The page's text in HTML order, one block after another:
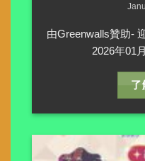
由Greenwalls贊助-
2026年01
了